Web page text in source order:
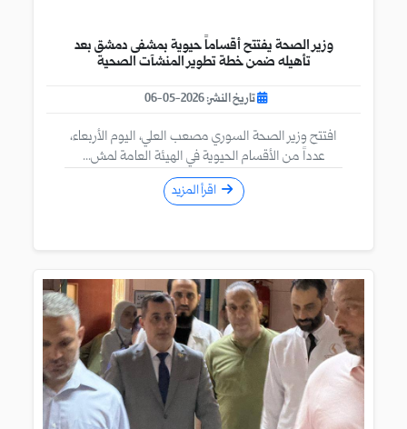
وزير الصحة يفتتح أقساماً حيوية بمشفى دمشق بعد
تأهيله ضمن خطة تطوير المنشآت الصحية
تاريخ النشر: 2026-05-06
افتتح وزير الصحة السوري مصعب العلي، اليوم الأربعاء،
عدداً من الأقسام الحيوية في الهيئة العامة لمش...
اقرأ المزيد